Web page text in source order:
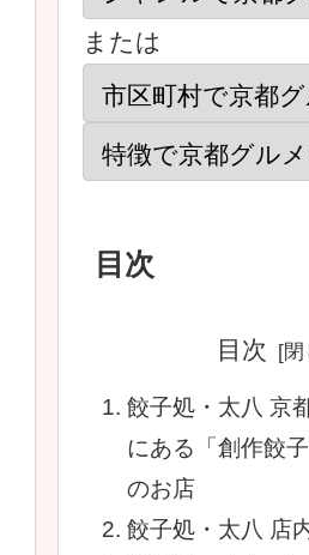
または
目次
目次
餃子処・太八 京
にある「創作餃
のお店
餃子処・太八 店